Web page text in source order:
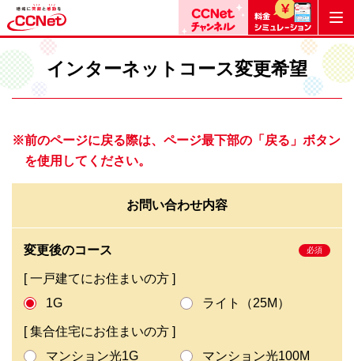
インターネットコース変更希望
※前のページに戻る際は、ページ最下部の「戻る」ボタン
を使用してください。
お問い合わせ内容
変更後のコース
[ 一戸建てにお住まいの方 ]
1G
ライト（25M）
[ 集合住宅にお住まいの方 ]
マンション光1G
マンション光100M